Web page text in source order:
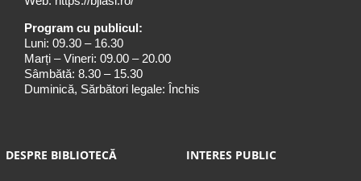
Program cu publicul:
Luni: 09.30 – 16.30
Marți – Vineri: 09.00 – 20.00
Sâmbătă: 8.30 – 15.30
Duminică, Sărbători legale: Închis
DESPRE BIBLIOTECĂ INTERES PUBLIC